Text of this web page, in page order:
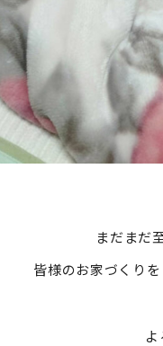
まだまだ
皆様のお家づくり